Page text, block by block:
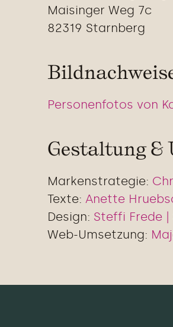
Maisinger Weg 7c
82319 Starnberg
Personenfotos von
Gestaltung &
Markenstrategie:
Texte: Anette
Design: Steffi Frede |
Web-Umsetzung: